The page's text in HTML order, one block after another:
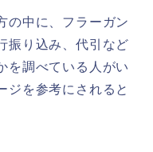
の中に、フラーガン
振り込み、代引など
を調べている人がい
ジを参考にされると